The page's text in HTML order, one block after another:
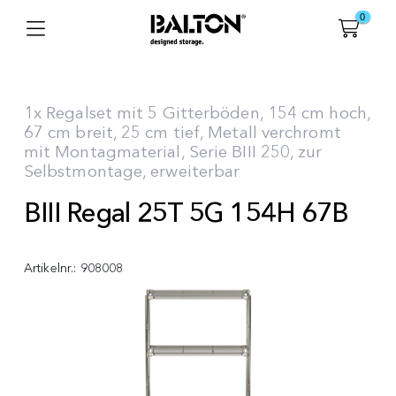
0
1x Regalset mit 5 Gitterböden, 154 cm hoch,
67 cm breit, 25 cm tief, Metall verchromt
mit Montagmaterial, Serie BIII 250, zur
Selbstmontage, erweiterbar
BIII Regal 25T 5G 154H 67B
Artikelnr.: 908008